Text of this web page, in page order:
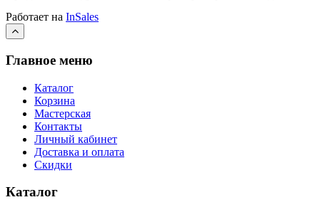
Работает на InSales
Главное меню
Каталог
Корзина
Мастерская
Контакты
Личный кабинет
Доставка и оплата
Скидки
Каталог